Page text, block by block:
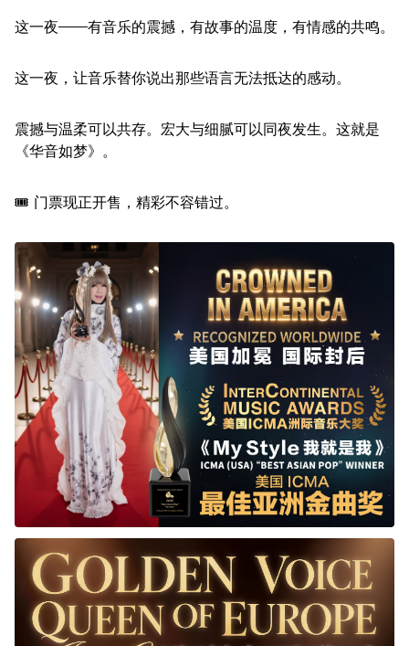
这一夜——有音乐的震撼，有故事的温度，有情感的共鸣。
这一夜，让音乐替你说出那些语言无法抵达的感动。
震撼与温柔可以共存。宏大与细腻可以同夜发生。这就是
《华音如梦》。
🎟 门票现正开售，精彩不容错过。